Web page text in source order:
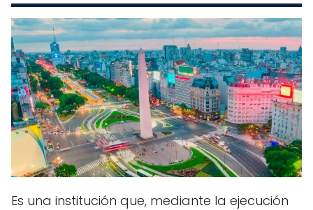
Es una institución que, mediante la ejecución